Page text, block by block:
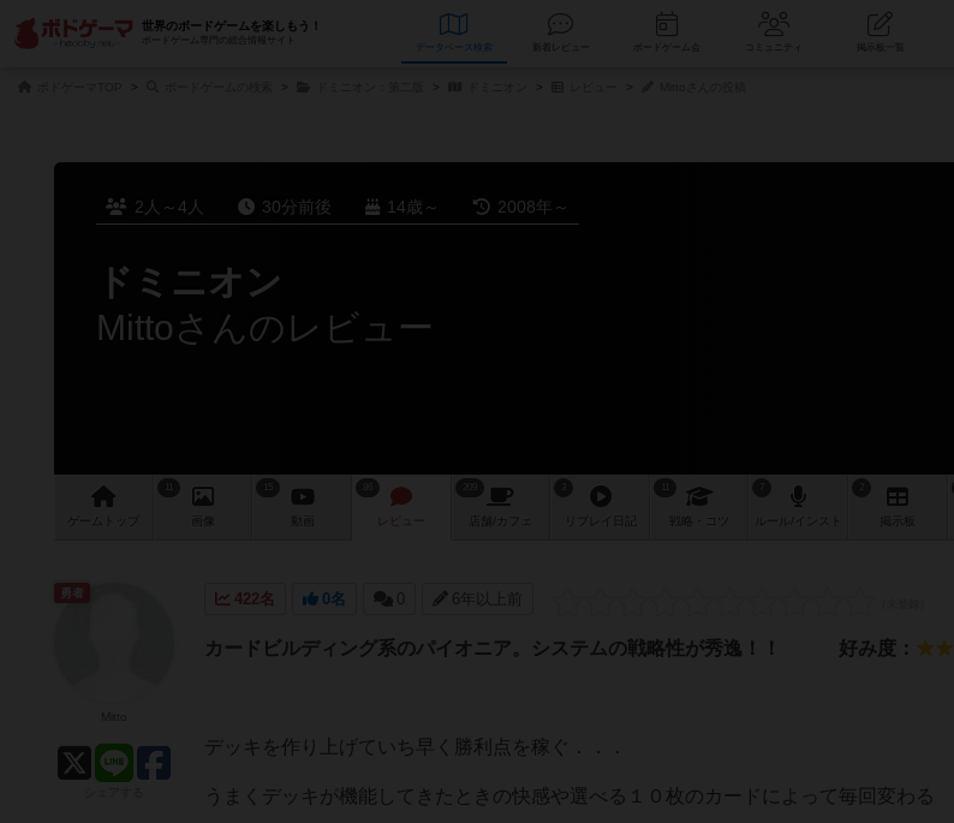
世界のボードゲームを楽しもう！
ボードゲーム専門の総合情報サイト
データベース コミュニティ
2人～4人 30分前後 14歳～ 2008年～
ドミニオン
Mittoさんのレビュー
ゲーム 画像 レビュー 店舗/ カフェ 戦略
422名 0名 0 6年以上前
カードビルディング系のパイオニア。システムの戦略性が秀逸！！ 好み度： ★★
デッキを作り上げていち早く勝利点を稼ぐ．．．
うまくデッキが機能してきたときの快感や選べる１０枚のカードによって毎回変わる
勇者